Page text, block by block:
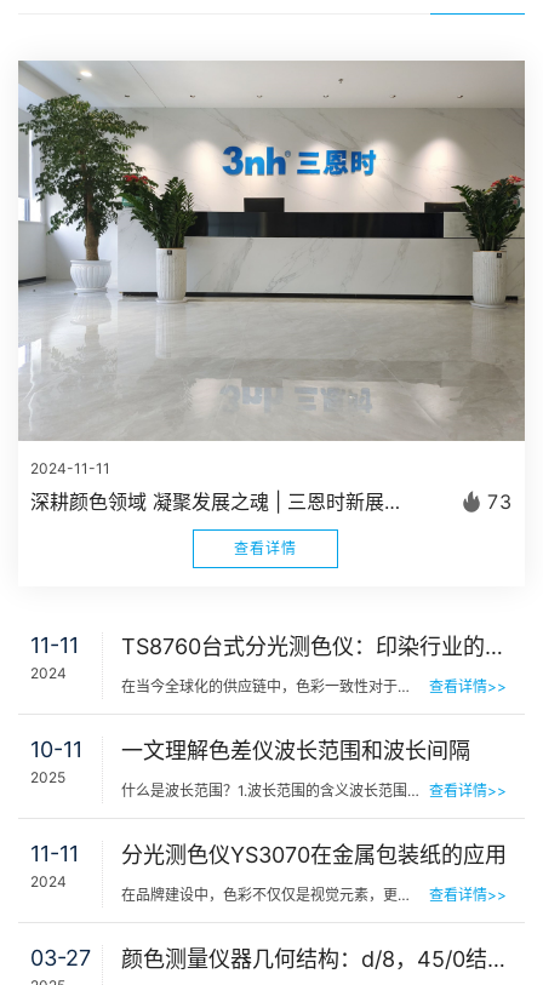
2024-11-11
深耕颜色领域 凝聚发展之魂 | 三恩时新展厅正式建成启用 73
查看详情
11-11
2024
TS8760台式分光测色仪：印染行业的精准配色与色彩质量控制
在当今全球化的供应链中，色彩一致性对于纺织品牌商、染厂和纺织品贸易商来说至关重要。色彩误差不仅会导致… 查看详情>>
10-11
2025
一文理解色差仪波长范围和波长间隔
什么是波长范围？1.波长范围的含义波长范围是指色差仪能够检测的光谱区域，通常以纳米nm为单位表示。这个参… 查看详情>>
11-11
2024
分光测色仪YS3070在金属包装纸的应用
在品牌建设中，色彩不仅仅是视觉元素，更是品牌个性和情感的直接表达。对于金属包装而言，其独特的光泽和色… 查看详情>>
03-27 颜色测量仪器几何结构：d/8，45/0结构特点